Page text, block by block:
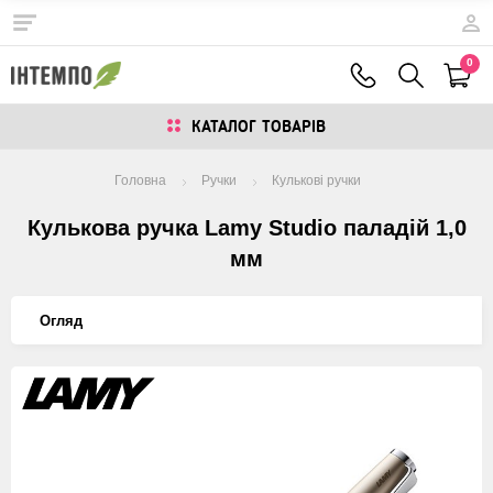
0
КАТАЛОГ ТОВАРIВ
Головна Ручки Кулькові ручки
Кулькова ручка Lamy Studio паладій 1,0
мм
Огляд
Изображения